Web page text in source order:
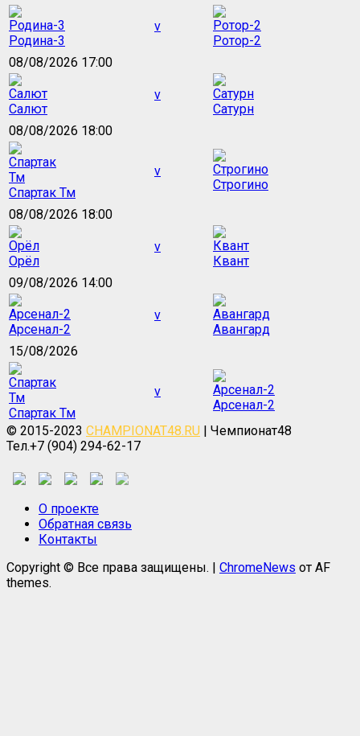
Родина-3
v
Ротор-2
08/08/2026 17:00
Салют
v
Сатурн
08/08/2026 18:00
Спартак Тм
v
Строгино
08/08/2026 18:00
Орёл
v
Квант
09/08/2026 14:00
Арсенал-2
v
Авангард
15/08/2026
Спартак Тм
v
Арсенал-2
© 2015-2023 CHAMPIONAT48.RU | Чемпионат48
Тел.+7 (904) 294-62-17
О проекте
Обратная связь
Контакты
Copyright © Все права защищены. | ChromeNews от AF
themes.